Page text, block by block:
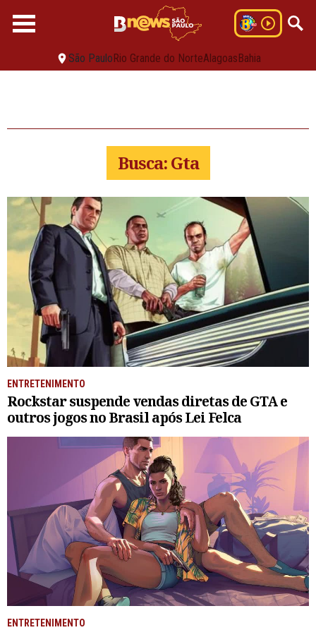
São PauloRio Grande do NorteAlagoasBahia
Busca: Gta
ENTRETENIMENTO
Rockstar suspende vendas diretas de GTA e
outros jogos no Brasil após Lei Felca
ENTRETENIMENTO